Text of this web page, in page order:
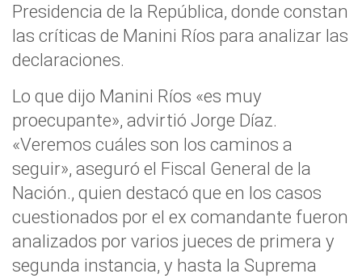
Presidencia de la República, donde constan
las críticas de Manini Ríos para analizar las
declaraciones.
Lo que dijo Manini Ríos «es muy
proecupante», advirtió Jorge Díaz.
«Veremos cuáles son los caminos a
seguir», aseguró el Fiscal General de la
Nación., quien destacó que en los casos
cuestionados por el ex comandante fueron
analizados por varios jueces de primera y
segunda instancia, y hasta la Suprema